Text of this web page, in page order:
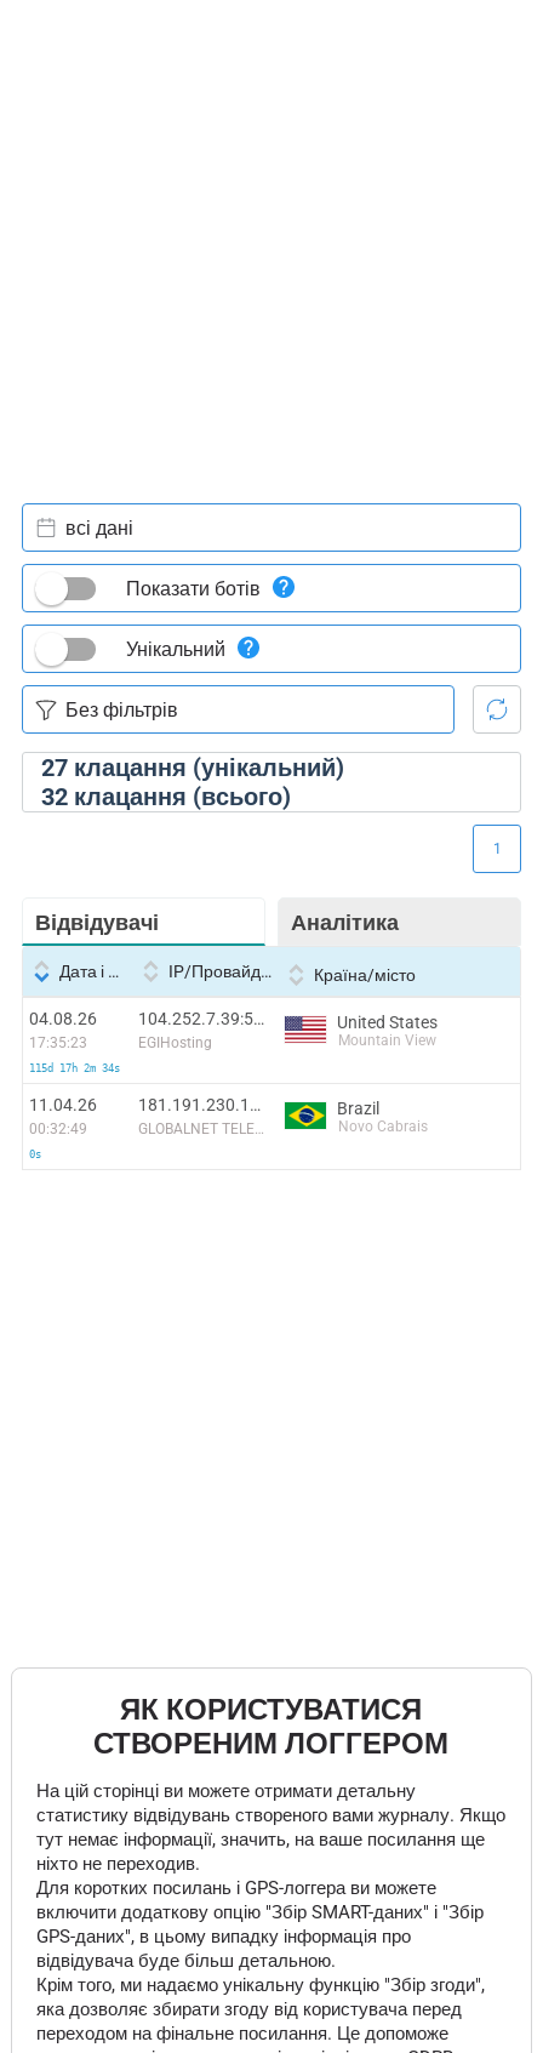
27клацання (унікальний)
32клацання (всього)
всі дані
Показати ботів
Унікальний
Відвідувачі Аналітика
1
Дата і час IP/Провайдер Країна/місто
04.08.26
17:35:23
115d 17h 2m 34s
104.252.7.39:5436
EGIHosting
United States
Mountain View
11.04.26
00:32:49
0s
181.191.230.125
GLOBALNET TELECOMUNICAÇÕES LTDA
Brazil
Novo Cabrais
ЯК КОРИСТУВАТИСЯ
СТВОРЕНИМ ЛОГГЕРОМ
На цій сторінці ви можете отримати детальну
статистику відвідувань створеного вами журналу. Якщо
тут немає інформації, значить, на ваше посилання ще
ніхто не переходив.
Для коротких посилань і GPS-логгера ви можете
включити додаткову опцію "Збір SMART-даних" і "Збір
GPS-даних", в цьому випадку інформація про
відвідувача буде більш детальною.
Крім того, ми надаємо унікальну функцію "Збір згоди",
яка дозволяє збирати згоду від користувача перед
переходом на фінальне посилання. Це допоможе